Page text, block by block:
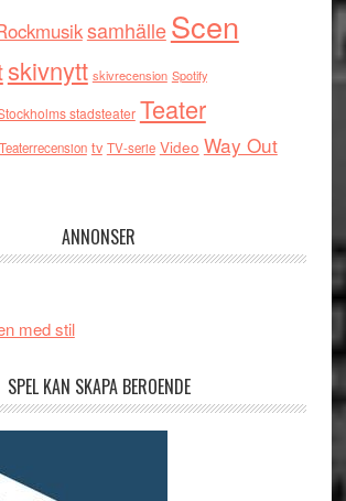
samhälleScen
skivnytt skivrecension Spotify
stadsteater Teater
Teaterrecension tv TV-serie Video Way Out
ANNONSER
med stil
SPEL KAN SKAPA BEROENDE